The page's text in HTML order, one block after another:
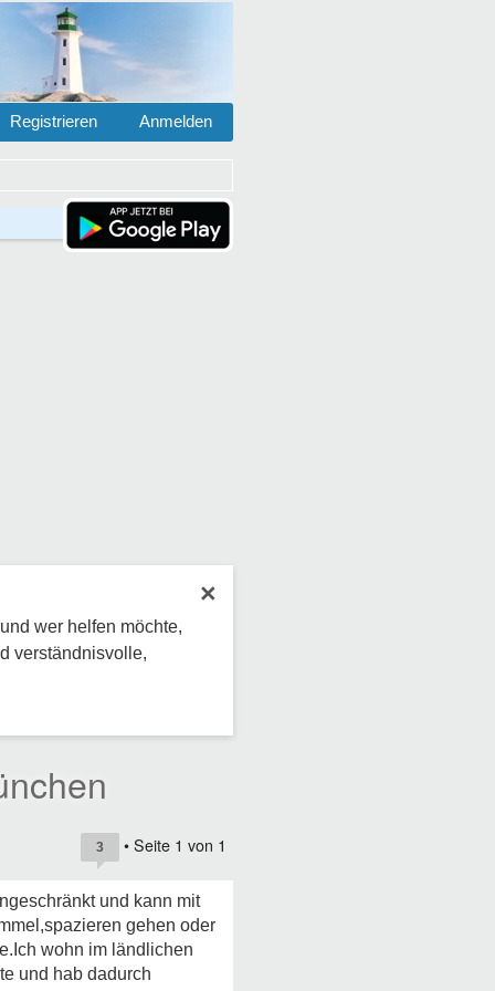
Anmelden
Registrieren
×
wer helfen möchte,
verständnisvolle,
3 • Seite 1 von 1
und kann mit
gehen oder
wohn im ländlichen
und hab dadurch